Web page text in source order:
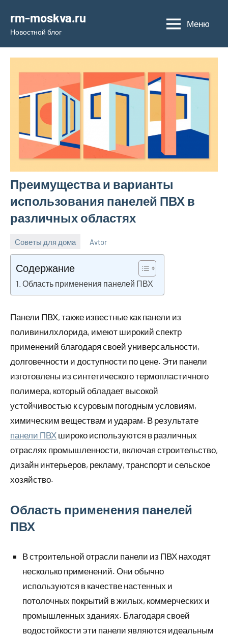
содержимому
rm-moskva.ru
Новостной блог
Меню
Преимущества и варианты
использования панелей ПВХ в
различных областях
Советы для дома
2023
Avtor
Содержание
Область применения панелей ПВХ
Панели ПВХ, также известные как панели из
поливинилхлорида, имеют широкий спектр
применений благодаря своей универсальности,
долговечности и доступности по цене. Эти панели
изготовлены из синтетического термопластичного
полимера, который обладает высокой
устойчивостью к суровым погодным условиям,
химическим веществам и ударам. В результате
панели ПВХ широко используются в различных
отраслях промышленности, включая строительство,
дизайн интерьеров, рекламу, транспорт и сельское
хозяйство.
Область применения панелей
ПВХ
В строительной отрасли панели из ПВХ находят
несколько применений. Они обычно
используются в качестве настенных и
потолочных покрытий в жилых, коммерческих и
промышленных зданиях. Благодаря своей
водостойкости эти панели являются идеальным